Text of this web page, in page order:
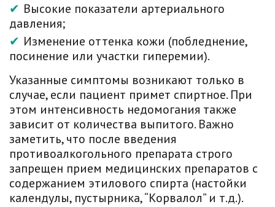
Высокие показатели артериального
давления;
Изменение оттенка кожи (побледнение,
посинение или участки гиперемии).
Указанные симптомы возникают только в
случае, если пациент примет спиртное. При
этом интенсивность недомогания также
зависит от количества выпитого. Важно
заметить, что после введения
противоалкогольного препарата строго
запрещен прием медицинских препаратов с
содержанием этилового спирта (настойки
календулы, пустырника, “Корвалол” и т.д.).